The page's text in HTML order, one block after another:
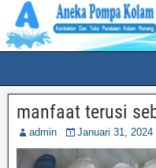
manfaat terusi
admin Januari 31, 2024